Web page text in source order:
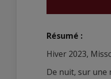
Résumé :
Hiver 2023,
De nuit, sur une